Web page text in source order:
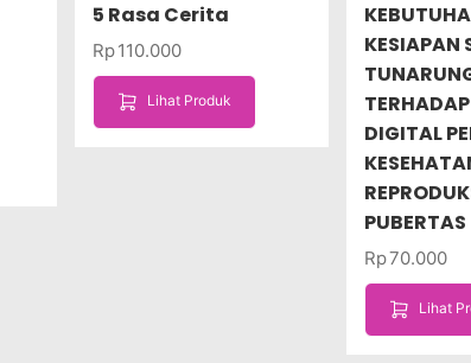
5 Rasa Cerita
Rp110.000
Lihat Produk
KESIAPAN
DIGITAL
PUBERTAS
Rp70.000
Lihat